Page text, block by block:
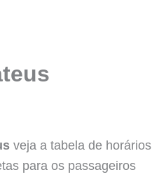
veja a tabela de horários
para os passageiros